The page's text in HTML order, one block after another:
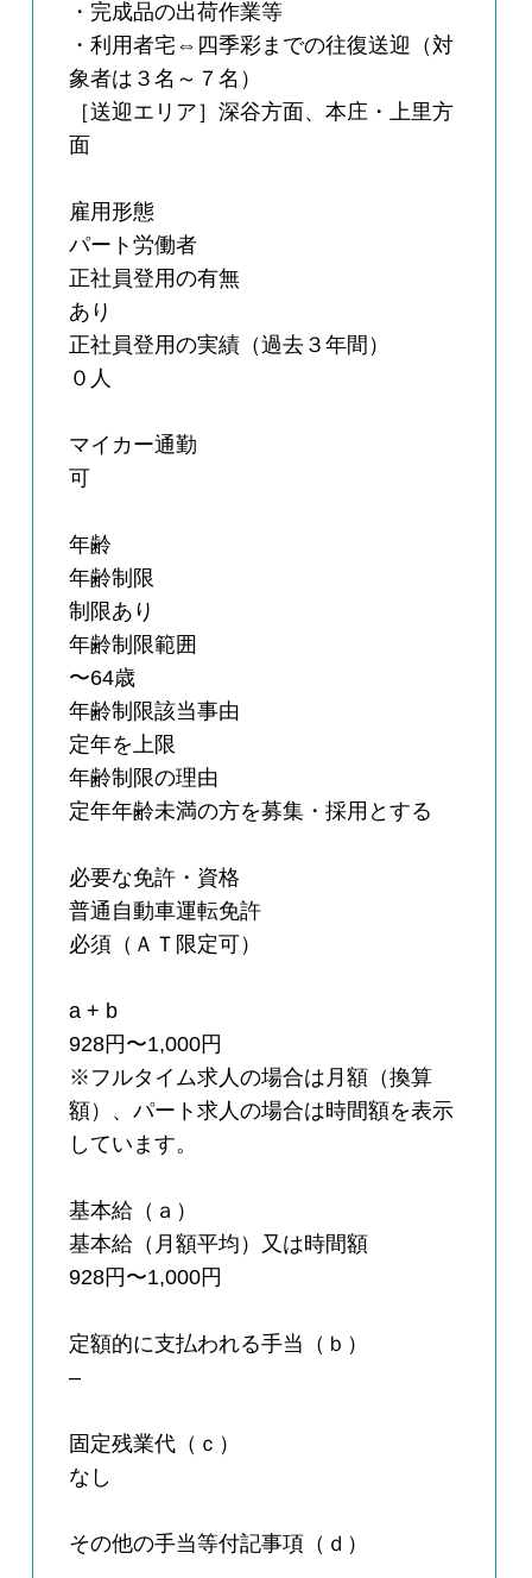
・完成品の出荷作業等
・利用者宅⇔四季彩までの往復送迎（対
象者は３名～７名）
［送迎エリア］深谷方面、本庄・上里方
面
雇用形態
パート労働者
正社員登用の有無
あり
正社員登用の実績（過去３年間）
０人
マイカー通勤
可
年齢
年齢制限
制限あり
年齢制限範囲
〜64歳
年齢制限該当事由
定年を上限
年齢制限の理由
定年年齢未満の方を募集・採用とする
必要な免許・資格
普通自動車運転免許
必須（ＡＴ限定可）
a + b
928円〜1,000円
※フルタイム求人の場合は月額（換算
額）、パート求人の場合は時間額を表示
しています。
基本給（ａ）
基本給（月額平均）又は時間額
928円〜1,000円
定額的に支払われる手当（ｂ）
–
固定残業代（ｃ）
なし
その他の手当等付記事項（ｄ）